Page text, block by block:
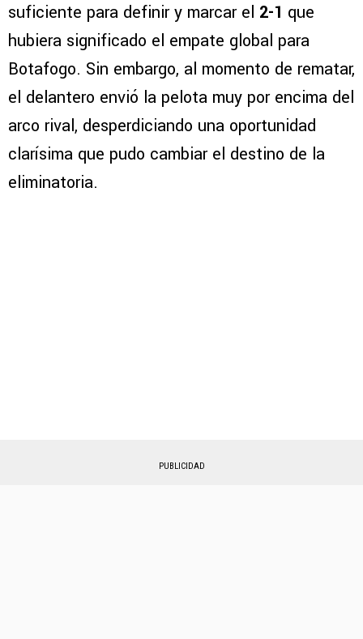
suficiente para definir y marcar el 2-1 que
hubiera significado el empate global para
Botafogo. Sin embargo, al momento de rematar,
el delantero envió la pelota muy por encima del
arco rival, desperdiciando una oportunidad
clarísima que pudo cambiar el destino de la
eliminatoria.
PUBLICIDAD